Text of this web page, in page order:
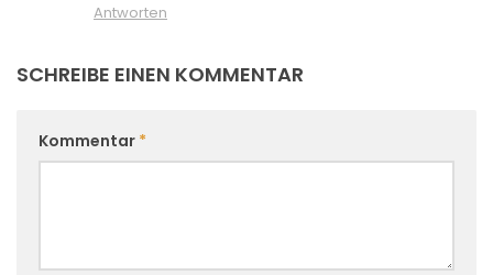
Antworten
SCHREIBE EINEN KOMMENTAR
Kommentar *